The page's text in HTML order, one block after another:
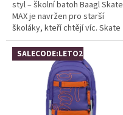
styl – školní batoh Baagl Skate
MAX je navržen pro starší
školáky, kteří chtějí víc. Skate
MAX vychází z populární řady
Skate, ale nabízí ještě...
SALECODE:LETO26:4:%